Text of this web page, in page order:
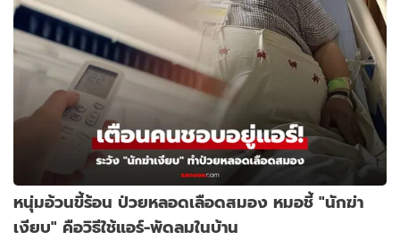
หนุ่มอ้วนขี้ร้อน ป่วยหลอดเลือดสมอง หมอชี้ "นักฆ่า
เงียบ" คือวิธีใช้แอร์-พัดลมในบ้าน